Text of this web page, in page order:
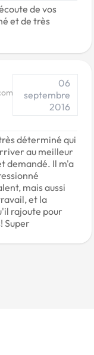
de vos
et de très
06
septembre
2016
déterminé qui
au meilleur
demandé. Il m'a
mais aussi
et la
rajoute pour
Super